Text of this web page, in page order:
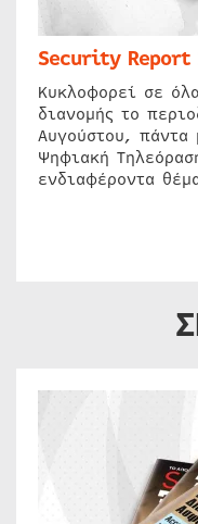
Security Report
Κυκλοφορεί σε
διανομής το
Αυγούστου, πάντα
Ψηφιακή
ενδιαφέροντα